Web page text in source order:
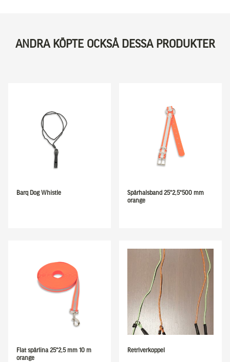
ANDRA KÖPTE OCKSÅ DESSA PRODUKTER
Barq Dog Whistle
Spårhalsband 25*2,5*500 mm
orange
Flat spårlina 25*2,5 mm 10 m
orange
Retriverkoppel